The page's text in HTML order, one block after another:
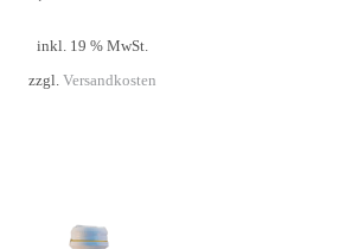
inkl. 19 % MwSt.
zzgl. Versandkosten